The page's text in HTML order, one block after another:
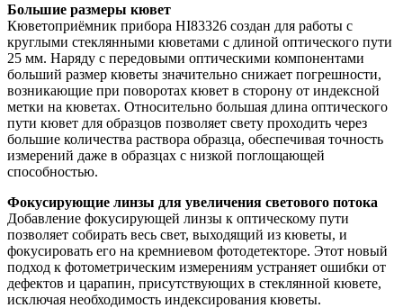
Большие размеры кювет
Кюветоприёмник прибора HI83326 создан для работы с
круглыми стеклянными кюветами с длиной оптического пути
25 мм. Наряду с передовыми оптическими компонентами
больший размер кюветы значительно снижает погрешности,
возникающие при поворотах кювет в сторону от индексной
метки на кюветах. Относительно большая длина оптического
пути кювет для образцов позволяет свету проходить через
большие количества раствора образца, обеспечивая точность
измерений даже в образцах с низкой поглощающей
способностью.
Фокусирующие линзы для увеличения светового потока
Добавление фокусирующей линзы к оптическому пути
позволяет собирать весь свет, выходящий из кюветы, и
фокусировать его на кремниевом фотодетекторе. Этот новый
подход к фотометрическим измерениям устраняет ошибки от
дефектов и царапин, присутствующих в стеклянной кювете,
исключая необходимость индексирования кюветы.